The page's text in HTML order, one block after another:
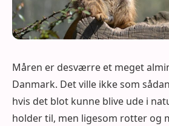
Måren er desværre et meget
Danmark. Det ville ikke som
hvis det blot kunne blive ude i
holder til, men ligesom rotter og